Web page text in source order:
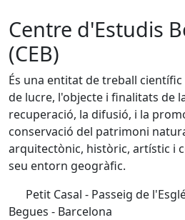
Centre d'Estudis
(CEB)
És una entitat de treball
de lucre, l'objecte i finalitats de
recuperació, la difusió, i la
conservació del patrimoni
arquitectònic, històric, artístic i
seu entorn geogràfic.
Petit Casal - Passeig de
Begues - Barcelona